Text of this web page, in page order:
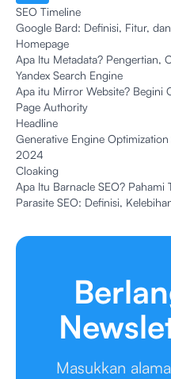
SEO Timeline
Google Bard: Definisi, Fitur,
Homepage
Apa Itu Metadata? Pengertian,
Yandex Search Engine
Apa itu Mirror Website? Begini
Page Authority
Headline
Generative Engine
2024
Cloaking
Apa Itu Barnacle SEO?
Parasite SEO: Definisi,
Masukkan